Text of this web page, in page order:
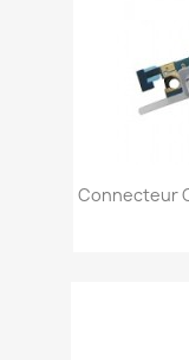
Connecteur